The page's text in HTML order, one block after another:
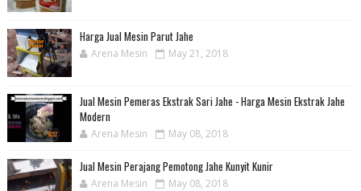
Harga Jual Mesin Parut Jahe
Arena Mesin May 21, 2018
Jual Mesin Pemeras Ekstrak Sari Jahe - Harga Mesin Ekstrak Jahe
Modern
Arena Mesin May 08, 2018
Jual Mesin Perajang Pemotong Jahe Kunyit Kunir
Arena Mesin May 08, 2018